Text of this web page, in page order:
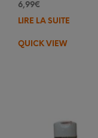
6,99€
LIRE LA SUITE
QUICK VIEW